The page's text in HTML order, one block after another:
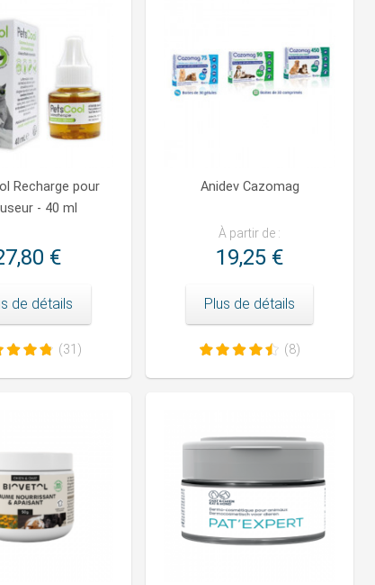
Recharge pour
- 40 ml
€
de détails
(31)
Anidev Cazomag
À partir de :
19,25 €
Plus de détails
(8)